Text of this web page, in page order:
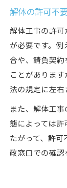
解体の許可不
解体工事の許
が必要です。
合や、請負契
ことがありま
法の規定に左右
また、解体工
態によっては許
たがって、許
政窓口での確認